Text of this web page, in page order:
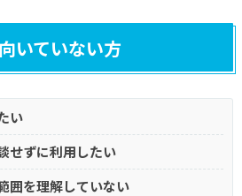
いていない方
い
せずに利用したい
囲を理解していない